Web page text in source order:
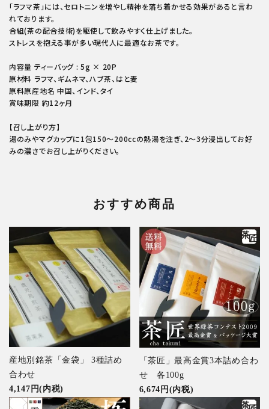
「ラフマ茶」には、セロトニンを増やし精神を落ち着かせる効果があると言わ
れております。
合組(茶の配合技術)を駆使して飲みやすく仕上げました。
ストレスを抱える事が多い現代人に最適なお茶です。
内容量 ティーバッグ : 5g × 20P
原材料 ラフマ、ギムネマ、ハブ茶、はと麦
原料原産地名 中国、インド、タイ
賞味期限 約12ヶ月
【召し上がり方】
湯のみやマグカップに1包150～200ccの熱湯を注ぎ、2～3分浸出してお好
みの濃さでお召し上がりください。
おすすめ商品
産地別銘茶「金袋」 3種詰め
合わせ
4,147円(内税)
「茶匠」最高金賞3本詰め合わ
せ 各100g
6,674円(内税)